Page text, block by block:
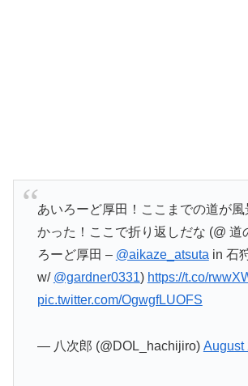
あいろーど厚田！ここまでの道が風
かった！ここで折り返しだな (@ 道
ろーど厚田 – @aikaze_atsutain 石
w/ @gardner0331) https://t.co/
pic.twitter.com/OgwgfLUOFS
— 八次郎 (@DOL_hachijiro) August